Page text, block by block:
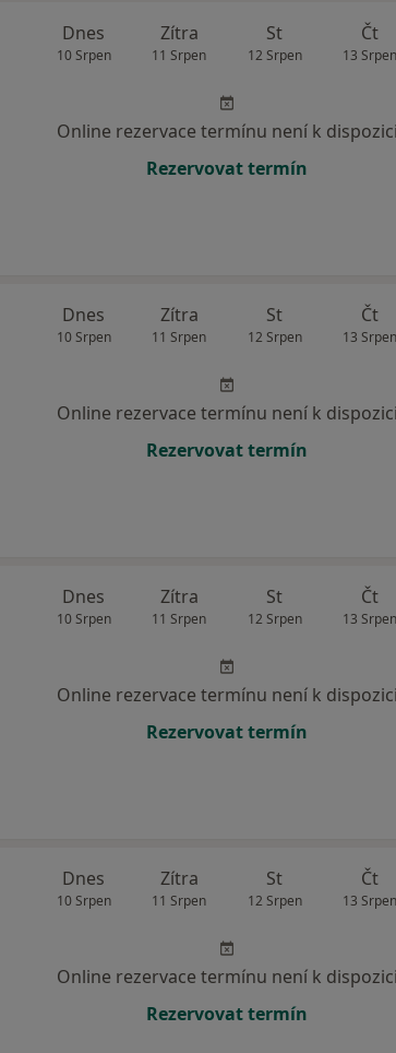
Dnes
10 Srpen
Zítra
11 Srpen
St
12 Srpen
Čt
13 Srpen
Online rezervace termínu není k dispozici
Rezervovat termín
Dnes
10 Srpen
Zítra
11 Srpen
St
12 Srpen
Čt
13 Srpen
Online rezervace termínu není k dispozici
Rezervovat termín
Dnes
10 Srpen
Zítra
11 Srpen
St
12 Srpen
Čt
13 Srpen
Online rezervace termínu není k dispozici
Rezervovat termín
Dnes
10 Srpen
Zítra
11 Srpen
St
12 Srpen
Čt
13 Srpen
Online rezervace termínu není k dispozici
Rezervovat termín